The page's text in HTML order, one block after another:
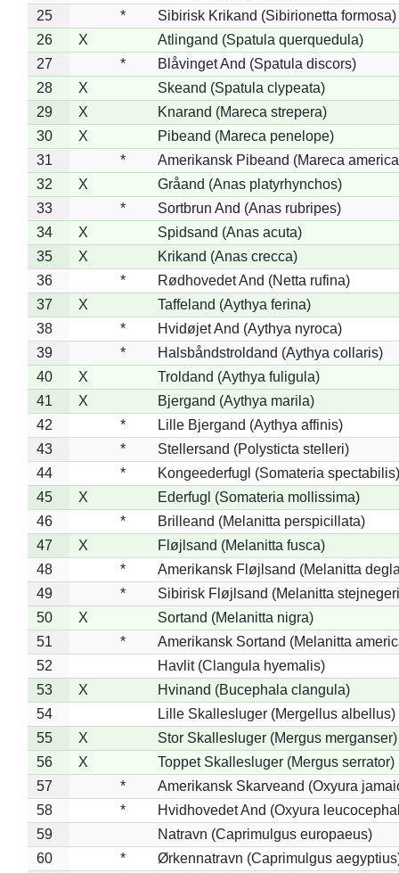
25
*
Sibirisk Krikand (Sibirionetta formosa)
26
X
Atlingand (Spatula querquedula)
27
*
Blåvinget And (Spatula discors)
28
X
Skeand (Spatula clypeata)
29
X
Knarand (Mareca strepera)
30
X
Pibeand (Mareca penelope)
31
*
Amerikansk Pibeand (Mareca
32
X
Gråand (Anas platyrhynchos)
33
*
Sortbrun And (Anas rubripes)
34
X
Spidsand (Anas acuta)
35
X
Krikand (Anas crecca)
36
*
Rødhovedet And (Netta rufina)
37
X
Taffeland (Aythya ferina)
38
*
Hvidøjet And (Aythya nyroca)
39
*
Halsbåndstroldand (Aythya collaris)
40
X
Troldand (Aythya fuligula)
41
X
Bjergand (Aythya marila)
42
*
Lille Bjergand (Aythya affinis)
43
*
Stellersand (Polysticta stelleri)
44
*
Kongeederfugl (Somateria spectabilis)
45
X
Ederfugl (Somateria mollissima)
46
*
Brilleand (Melanitta perspicillata)
47
X
Fløjlsand (Melanitta fusca)
48
*
Amerikansk Fløjlsand (Melanitta
49
*
Sibirisk Fløjlsand (Melanitta
50
X
Sortand (Melanitta nigra)
51
*
Amerikansk Sortand (Melanitta
52
Havlit (Clangula hyemalis)
53
X
Hvinand (Bucephala clangula)
54
Lille Skallesluger (Mergellus albellus)
55
X
Stor Skallesluger (Mergus merganser)
56
X
Toppet Skallesluger (Mergus serrator)
57
*
Amerikansk Skarveand (Oxyura
58
*
Hvidhovedet And (Oxyura
59
Natravn (Caprimulgus europaeus)
60
*
Ørkennatravn (Caprimulgus